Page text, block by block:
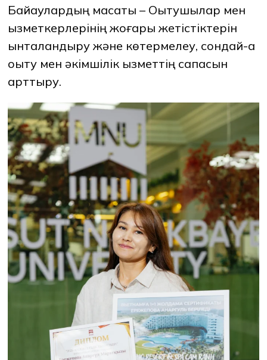
Байқаулардың мақсаты – Оқытушылар мен
қызметкерлерінің жоғары жетістіктерін
ынталандыру және көтермелеу, сондай-ақ
оқыту мен әкімшілік қызметтің сапасын
арттыру.